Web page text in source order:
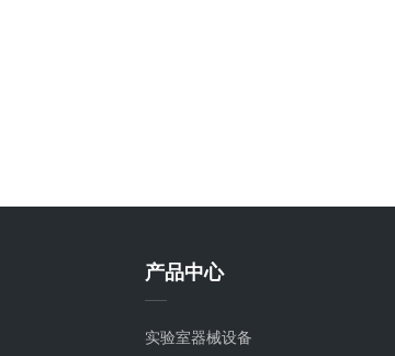
产品中心
实验室器械设备